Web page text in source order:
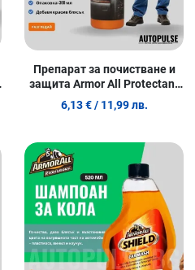
Препарат за почистване и
защита Armor All Protectant
300 ml
6,13 € / 11,99 лв.
Добави в любими
Сравни продукт
Quick View